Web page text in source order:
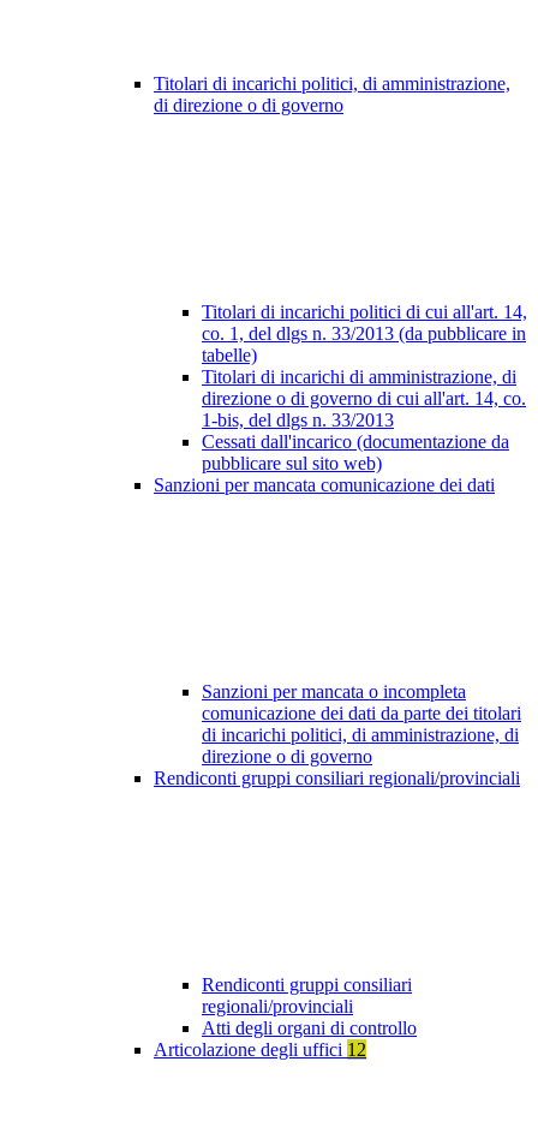
Titolari di incarichi politici, di amministrazione,
di direzione o di governo
Titolari di incarichi politici di cui all'art. 14,
co. 1, del dlgs n. 33/2013 (da pubblicare in
tabelle)
Titolari di incarichi di amministrazione, di
direzione o di governo di cui all'art. 14, co.
1-bis, del dlgs n. 33/2013
Cessati dall'incarico (documentazione da
pubblicare sul sito web)
Sanzioni per mancata comunicazione dei dati
Sanzioni per mancata o incompleta
comunicazione dei dati da parte dei titolari
di incarichi politici, di amministrazione, di
direzione o di governo
Rendiconti gruppi consiliari regionali/provinciali
Rendiconti gruppi consiliari
regionali/provinciali
Atti degli organi di controllo
Articolazione degli uffici 12